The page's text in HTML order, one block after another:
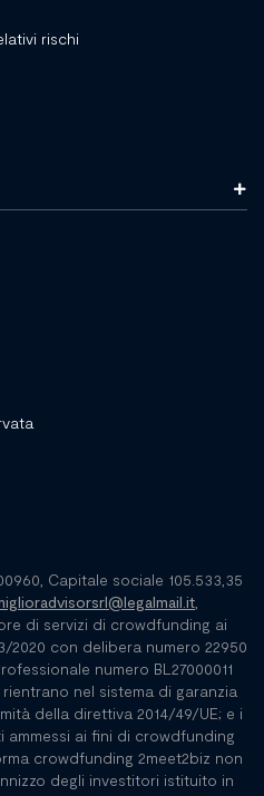
rischi
Capitale sociale 105.533,35
di servizi di crowdfunding ai
2020 con delibera numero 22950
numero BL27000011
nel sistema di garanzia
della direttiva 2014/49/UE; e i
ammessi ai fini di crowdfunding
crowdfunding 2meet2biz non
degli investitori istituito in